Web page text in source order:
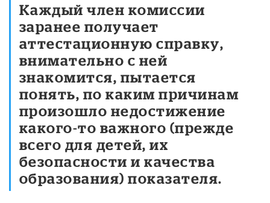
Каждый член комиссии
заранее получает
аттестационную справку,
внимательно с ней
знакомится, пытается
понять, по каким причинам
произошло недостижение
какого-то важного (прежде
всего для детей, их
безопасности и качества
образования) показателя.